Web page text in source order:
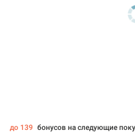
до 139 бонусов на следующие